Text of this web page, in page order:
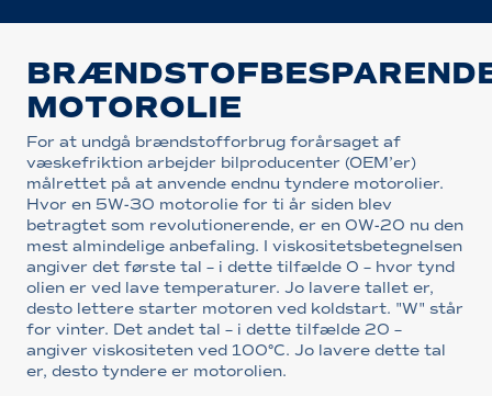
MOTOROLIE
For at undgå brændstofforbrug forårsaget af
væskefriktion arbejder bilproducenter (OEM’er)
målrettet på at anvende endnu tyndere motorolier.
Hvor en 5W-30 motorolie for ti år siden blev
betragtet som revolutionerende, er en 0W-20 nu den
mest almindelige anbefaling. I viskositetsbetegnelsen
angiver det første tal – i dette tilfælde 0 – hvor tynd
olien er ved lave temperaturer. Jo lavere tallet er,
desto lettere starter motoren ved koldstart. "W" står
for vinter. Det andet tal – i dette tilfælde 20 –
angiver viskositeten ved 100°C. Jo lavere dette tal
er, desto tyndere er motorolien.